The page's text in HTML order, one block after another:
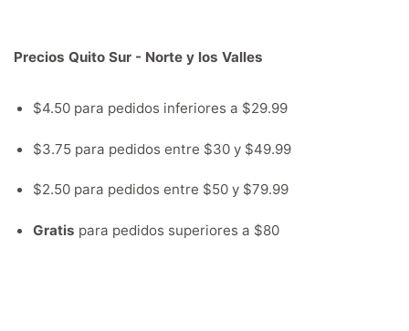
Precios Quito Sur - Norte y los Valles
$4.50 para pedidos inferiores a $29.99
$3.75 para pedidos entre $30 y $49.99
$2.50 para pedidos entre $50 y $79.99
Gratis para pedidos superiores a $80